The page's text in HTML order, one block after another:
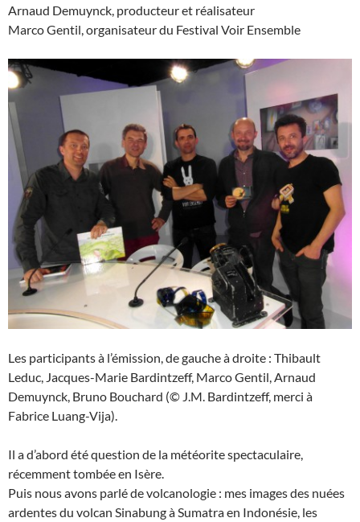
Arnaud Demuynck, producteur et réalisateur
Marco Gentil, organisateur du Festival Voir Ensemble
Les participants à l’émission, de gauche à droite : Thibault
Leduc, Jacques-Marie Bardintzeff, Marco Gentil, Arnaud
Demuynck, Bruno Bouchard (© J.M. Bardintzeff, merci à
Fabrice Luang-Vija).
Il a d’abord été question de la météorite spectaculaire,
récemment tombée en Isère.
Puis nous avons parlé de volcanologie : mes images des nuées
ardentes du volcan Sinabung à Sumatra en Indonésie, les